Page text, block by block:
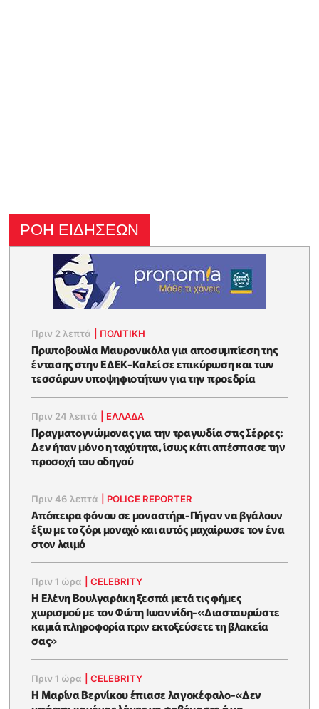
ΡΟΗ ΕΙΔΗΣΕΩΝ
Πριν 2 λεπτά ΠΟΛΙΤΙΚΗ
Πρωτοβουλία Μαυρονικόλα για αποσυμπίεση της
έντασης στην ΕΔΕΚ-Καλεί σε επικύρωση και των
τεσσάρων υποψηφιοτήτων για την προεδρία
Πριν 24 λεπτά ΕΛΛΑΔΑ
Πραγματογνώμονας για την τραγωδία στις Σέρρες:
Δεν ήταν μόνο η ταχύτητα, ίσως κάτι απέσπασε την
προσοχή του οδηγού
Πριν 46 λεπτά POLICE REPORTER
Απόπειρα φόνου σε μοναστήρι-Πήγαν να βγάλουν
έξω με το ζόρι μοναχό και αυτός μαχαίρωσε τον ένα
στον λαιμό
Πριν 1 ώρα |CELEBRITY
Η Ελένη Βουλγαράκη ξεσπά μετά τις φήμες
χωρισμού με τον Φώτη Ιωαννίδη-«Διασταυρώστε
καμιά πληροφορία πριν εκτοξεύσετε τη βλακεία
σας»
Πριν 1 ώρα |CELEBRITY
Η Μαρίνα Βερνίκου έπιασε λαγοκέφαλο-«Δεν